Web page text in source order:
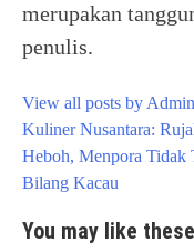
merupakan
penulis.
View all posts by
Post
navigation
Kuliner Nusantara:
Heboh, Menpora Tidak
Bilang Kacau
You may like